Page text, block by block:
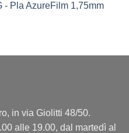
- Pla AzureFilm 1,75mm
in via Giolitti 48/50.
alle 19.00, dal martedì al